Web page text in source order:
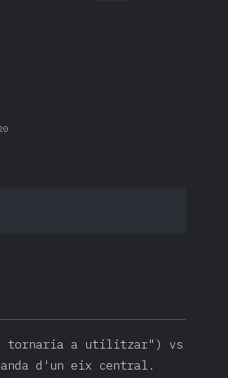
tornaria a utilitzar") vs
d'un eix central.